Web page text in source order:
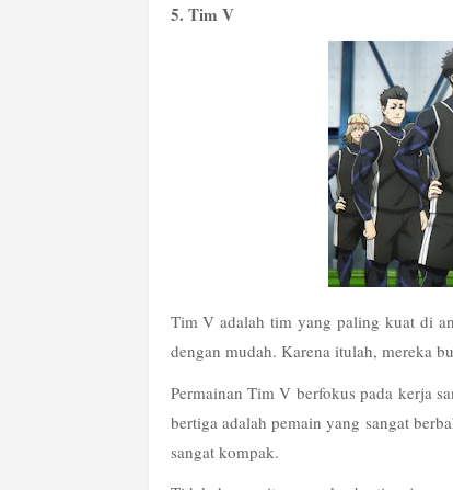
5. Tim V
Tim V adalah tim yang paling kuat di
dengan mudah. Karena itulah, mereka
Permainan Tim V berfokus pada kerja
bertiga adalah pemain yang sangat
sangat kompak.